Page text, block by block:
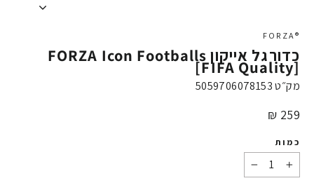
®FORZA
כדורגל אייקון FORZA Icon Footballs
[FIFA Quality]
מק״ט5059706078153
מחיר
259 ₪
כמות
−
+